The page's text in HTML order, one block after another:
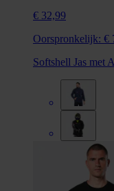
€ 32,99
Oorspronkelijk: €
Softshell Jas met